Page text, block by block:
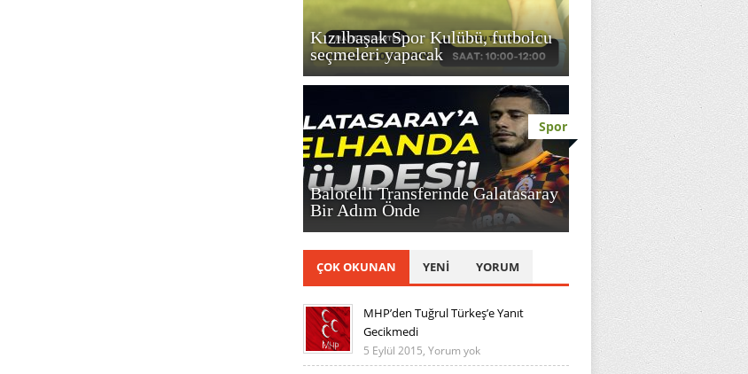
Kızılbaşak Spor Kulübü, futbolcu
seçmeleri yapacak
Spor
Balotelli Transferinde Galatasaray
Bir Adım Önde
ÇOK OKUNAN YENİ YORUM
MHP’den Tuğrul Türkeş’e Yanıt
Gecikmedi
5 Eylül 2015, Yorum yokMHP’den
Tuğrul